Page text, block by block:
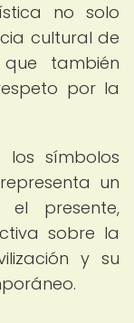
no solo
cultural de
también
por la
símbolos
un
presente,
sobre la
y su